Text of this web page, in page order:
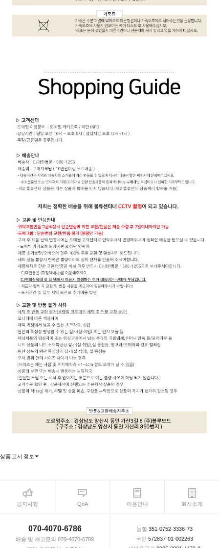
상품 고시 정보
공지사항 QnA 이용안내 회사소개
070-4070-6786
배송 및 재고문의 070-4070-6789
농협 351-0752-3336-73
국민 572837-01-002263